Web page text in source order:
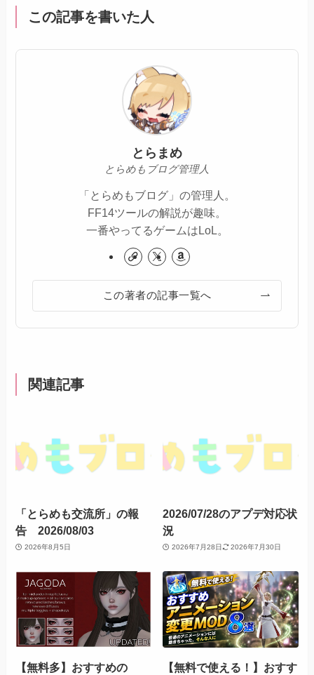
この記事を書いた人
とらまめ
とらめもブログ管理人
「とらめもブログ」の管理人。
FF14ツールの解説が趣味。
一番やってるゲームはLoL。
この著者の記事一覧へ
関連記事
「とらめも交流所」の報
告 2026/08/03
2026年8月5日
2026/07/28のアプデ対応状
況
2026年7月28日 2026年7月30日
【無料多】おすすめの 【無料で使える！】おすす